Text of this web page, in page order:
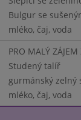
Bulgur se
mléko, čaj, voda
PRO MALÝ
Studený talíř
gurmánský zelný
mléko, čaj, voda